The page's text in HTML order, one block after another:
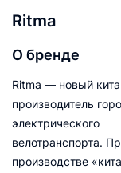
Ritma
О бренде
Ritma — новый
производитель
электрического
велотранспорта.
производстве